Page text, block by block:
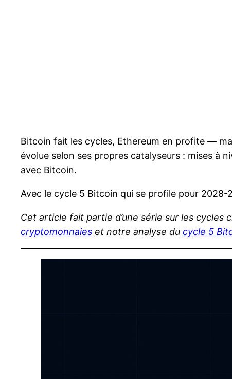
Bitcoin fait les cycles, Ethereum en profite —
évolue selon ses propres catalyseurs : mises à
avec Bitcoin.
Avec le cycle 5 Bitcoin qui se profile pour 2028-
Cet article fait partie d’une série sur les cycles
cryptomonnaies et notre analyse du cycle 5